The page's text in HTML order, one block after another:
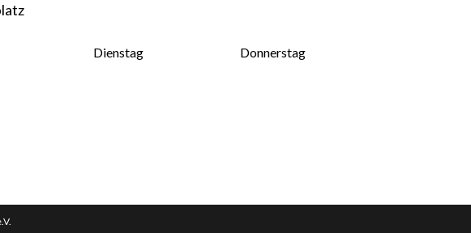
Dienstag Donnerstag